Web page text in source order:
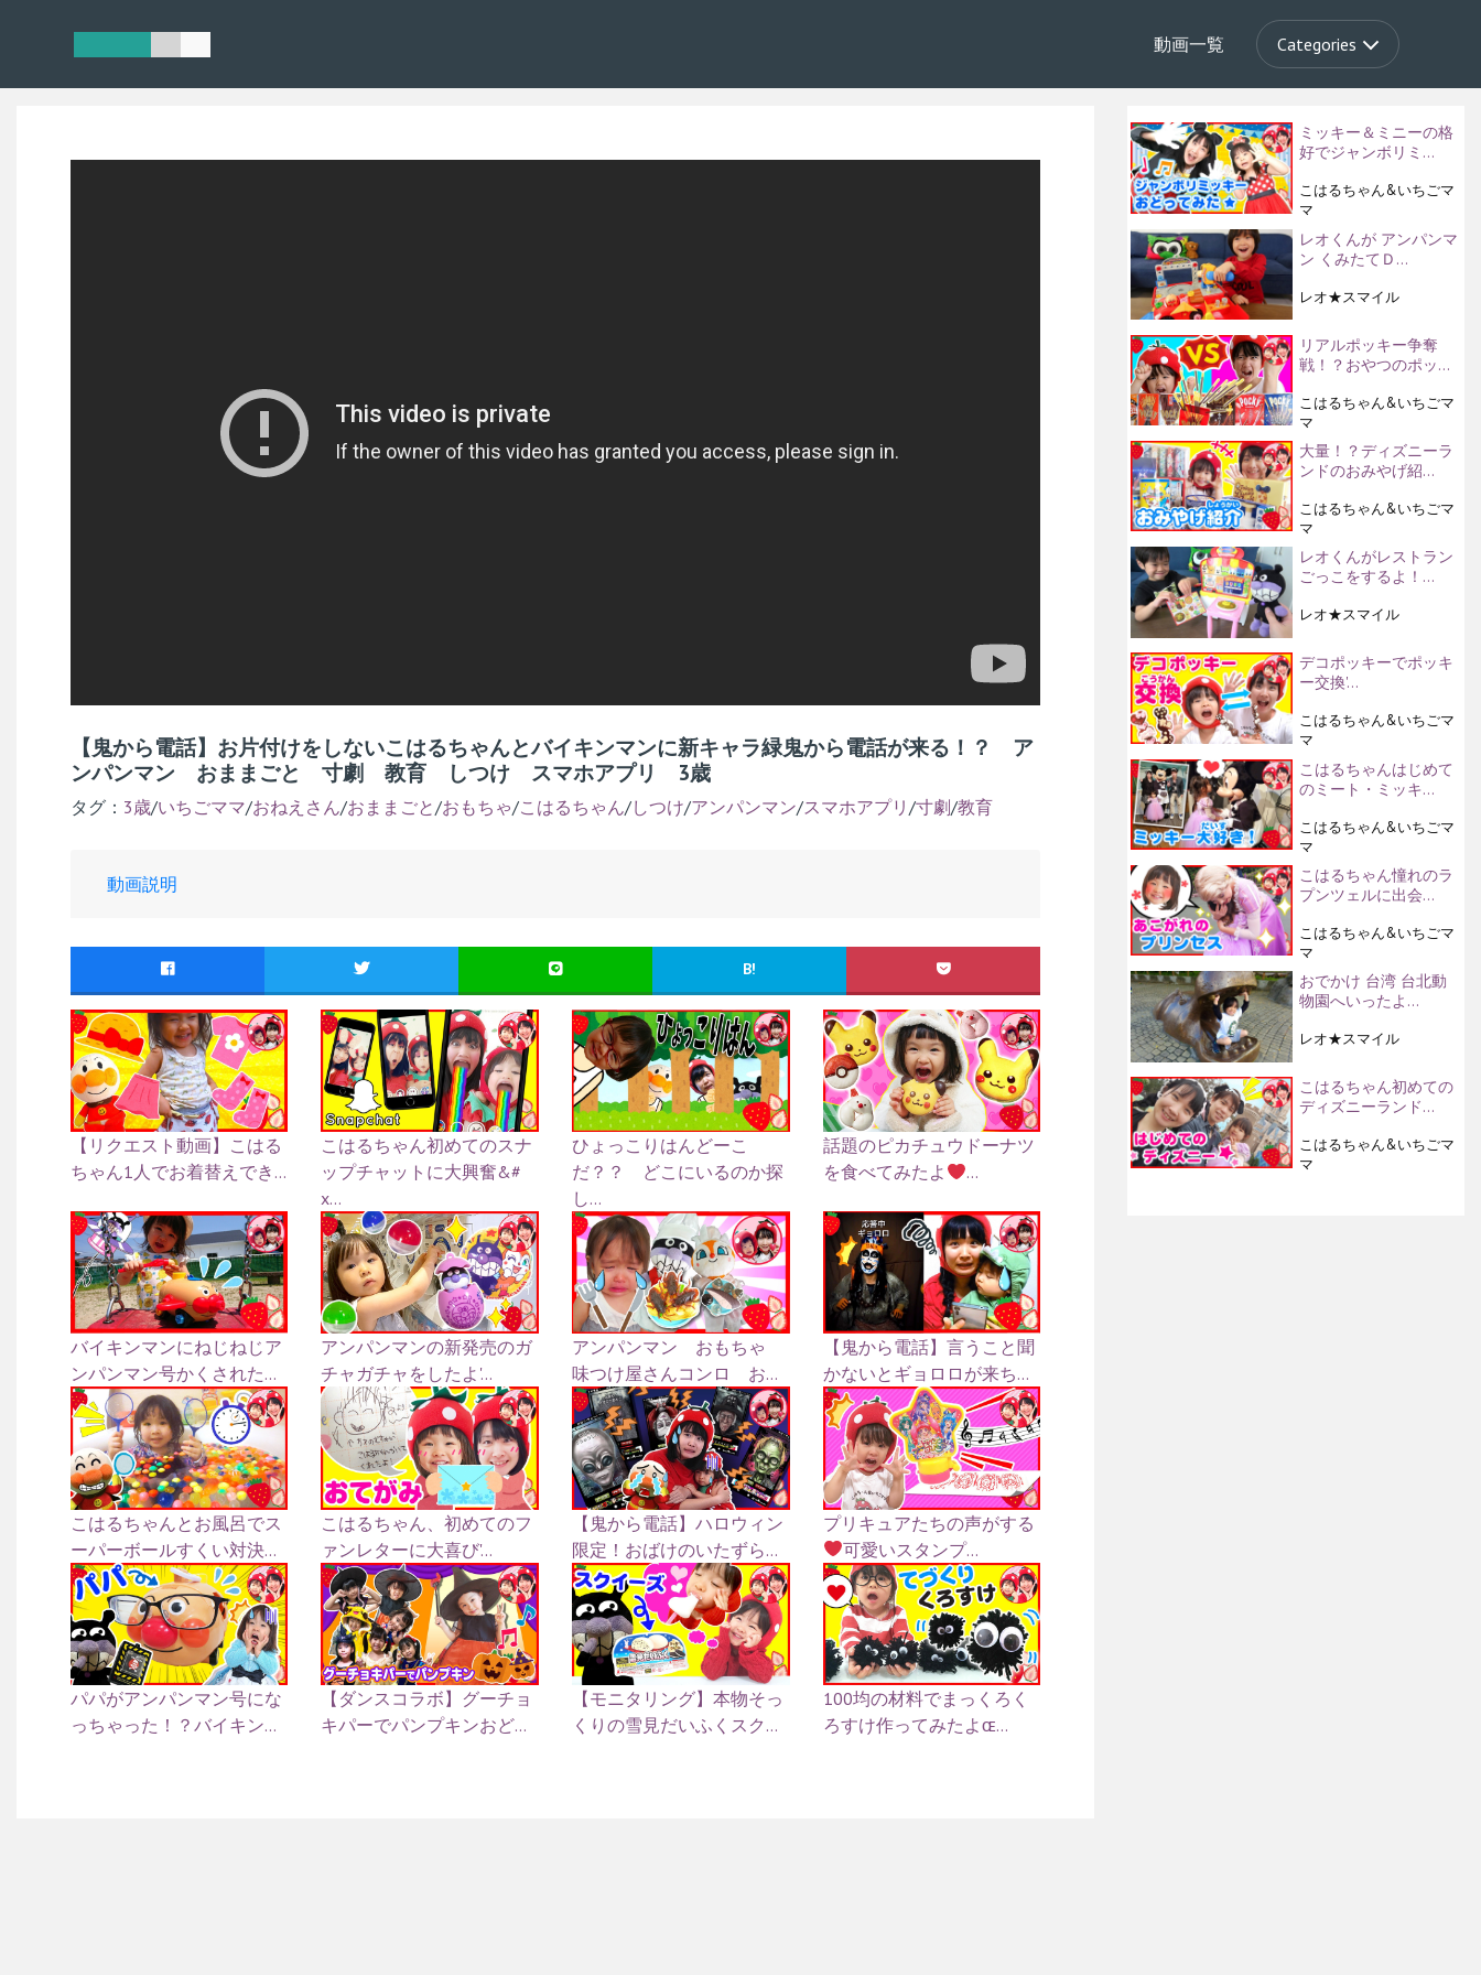
動画一覧 Categories
【鬼から電話】お片付けをしないこはるちゃんとバイキンマンに新キャラ緑鬼から電話が来る！？ ア
ンパンマン おままごと 寸劇 教育 しつけ スマホアプリ 3歳
タグ： 3歳/いちごママ/おねえさん/おままごと/おもちゃ/こはるちゃん/しつけ/アンパンマン/スマホアプリ /寸劇/教育
動画説明
B!
【リクエスト動画】こはる
ちゃん1人でお着替えでき...
こはるちゃん初めてのスナ
ップチャットに大興奮&#
x...
ひょっこりはんどーこ
だ？？ どこにいるのか探
し...
話題のピカチュウドーナツ
を食べてみたよ
...
バイキンマンにねじねじア
ンパンマン号かくされた...
アンパンマンの新発売のガ
チャガチャをしたよ'...
アンパンマン おもちゃ
味つけ屋さんコンロ お...
【鬼から電話】言うこと聞
かないとギョロロが来ち...
こはるちゃんとお風呂でス
ーパーボールすくい対決...
こはるちゃん、初めてのフ
ァンレターに大喜び'...
【鬼から電話】ハロウィン
限定！おばけのいたずら...
プリキュアたちの声がする
可愛いスタンプ...
パパがアンパンマン号にな
っちゃった！？バイキン...
【ダンスコラボ】グーチョ
キパーでパンプキンおど...
【モニタリング】本物そっ
くりの雪見だいふくスク...
100均の材料でまっくろく
ろすけ作ってみたよɶ...
ミッキー＆ミニーの格
好でジャンボリミ…
こはるちゃん&いちごマ
マ
レオくんが アンパンマ
ン くみたてＤ…
レオ★スマイル
リアルポッキー争奪
戦！？おやつのポッ…
こはるちゃん&いちごマ
マ
大量！？ディズニーラ
ンドのおみやげ紹…
こはるちゃん&いちごマ
マ
レオくんがレストラン
ごっこをするよ！…
レオ★スマイル
デコポッキーでポッキ
ー交換'…
こはるちゃん&いちごマ
マ
こはるちゃんはじめて
のミート・ミッキ…
こはるちゃん&いちごマ
マ
こはるちゃん憧れのラ
プンツェルに出会…
こはるちゃん&いちごマ
マ
おでかけ 台湾 台北動
物園へいったよ…
レオ★スマイル
こはるちゃん初めての
ディズニーランド…
こはるちゃん&いちごマ
マ